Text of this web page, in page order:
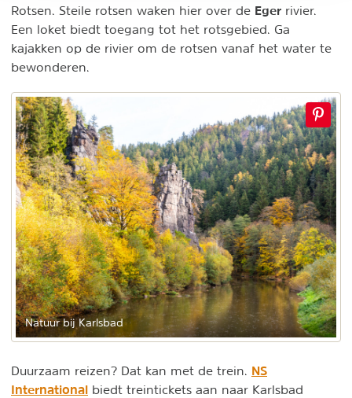
Rotsen. Steile rotsen waken hier over de Eger rivier.
Een loket biedt toegang tot het rotsgebied. Ga
kajakken op de rivier om de rotsen vanaf het water te
bewonderen.
Natuur bij Karlsbad
Duurzaam reizen? Dat kan met de trein. NS
International biedt treintickets aan naar Karlsbad